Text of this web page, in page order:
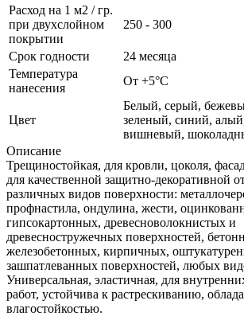
Расход на 1 м2 / гр.
при двухслойном
покрытии
250 - 300
Срок годности
24 месяца
Температура
нанесения
От +5°C
Цвет
Белый, серый,
зеленый, синий,
вишневый,
Описание
Трещиностойкая, для кровли, цоколя,
для качественной защитно-декоративной
различных видов поверхности:
профнастила, ондулина, жести,
гипсокартонных, древесноволокнистых и
древесностружечных поверхностей,
железобетонных, кирпичных,
зашпатлеванных поверхностей, любых
Универсальная, эластичная, для
работ, устойчива к растрескиванию,
влагостойкостью.